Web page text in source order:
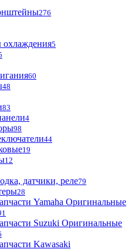
276
охлаждения5
60
48
83
4
98
44
19
12
датчики, реле79
28
Оригинальные
Оригинальные